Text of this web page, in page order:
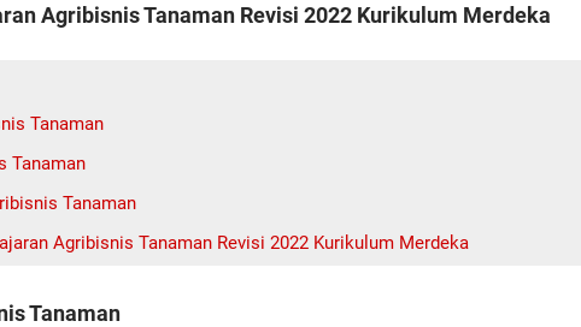
Agribisnis Tanaman Revisi 2022 Kurikulum Merdeka
Tanaman
Tanaman
Tanaman
Agribisnis Tanaman Revisi 2022 Kurikulum Merdeka
Tanaman